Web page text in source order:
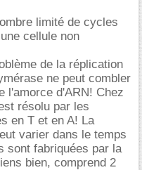
limité de cycles
cellule non
de la réplication
ne peut combler
l'amorce d'ARN! Chez
résolu par les
en T et en A! La
varier dans le temps
sont fabriquées par la
bien, comprend 2